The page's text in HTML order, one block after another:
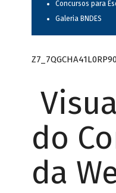
Concursos para
Galeria BNDES
do
da